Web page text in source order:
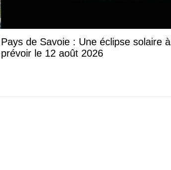
Pays de Savoie : Une éclipse solaire à
prévoir le 12 août 2026